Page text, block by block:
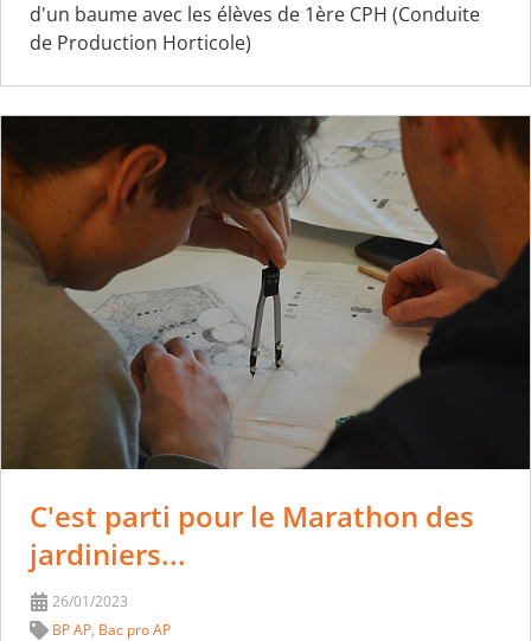
d'un baume avec les élèves de 1ère CPH (Conduite
de Production Horticole)
C'est parti pour le Marathon des
jardiniers...
26/01/2023
BP AP, Bac pro AP